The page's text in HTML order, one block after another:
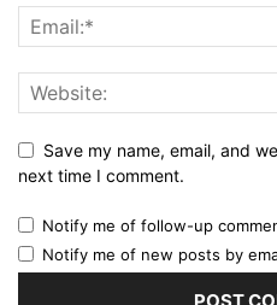
Save my name, email, and
next time I comment.
Notify me of follow-up
Notify me of new posts by